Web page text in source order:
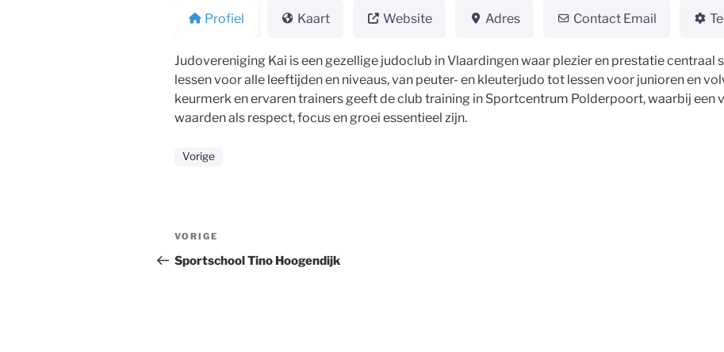
Profiel Kaart Website Adres Contact Email
Judovereniging Kai is een gezellige judoclub in Vlaardingen waar plezier en prestatie centraal
lessen voor alle leeftijden en niveaus, van peuter- en kleuterjudo tot lessen voor junioren en
keurmerk en ervaren trainers geeft de club training in Sportcentrum Polderpoort, waarbij een
waarden als respect, focus en groei essentieel zijn.
Vorige
Bericht
navigatie
Vorig
bericht
VORIGE
Sportschool Tino Hoogendijk